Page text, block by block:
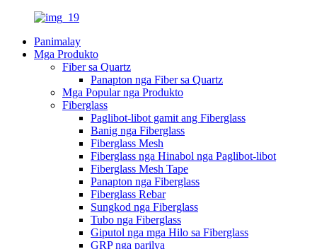
Panimalay
Mga Produkto
Fiber sa Quartz
Panapton nga Fiber sa Quartz
Mga Popular nga Produkto
Fiberglass
Paglibot-libot gamit ang Fiberglass
Banig nga Fiberglass
Fiberglass Mesh
Fiberglass nga Hinabol nga Paglibot-libot
Fiberglass Mesh Tape
Panapton nga Fiberglass
Fiberglass Rebar
Sungkod nga Fiberglass
Tubo nga Fiberglass
Giputol nga mga Hilo sa Fiberglass
GRP nga parilya